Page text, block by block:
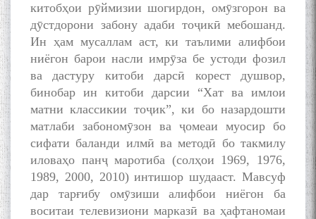
китобҳои рӯймизии шогирдон, омӯзгорон ва
дӯстдорони забону адаби тоҷикӣ мебошанд.
Ин ҳам мусаллам аст, ки таълими алифбои
ниёгон барои насли имрӯза бе устоди фозил
ва дастуру китоби дарсӣ корест душвор,
бинобар ин китоби дарсии “Хат ва имлои
матни классикии тоҷик”, ки бо назардошти
матлаби забономӯзон ва ҷомеаи муосир бо
сифати баланди илмӣ ва методӣ бо такмилу
иловаҳо панҷ маротиба (солҳои 1969, 1976,
1989, 2000, 2010) интишор шудааст. Мавсуф
дар тарғибу омӯзиши алифбои ниёгон ба
воситаи телевизиони марказӣ ва ҳафтаномаи